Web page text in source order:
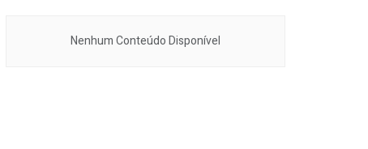
Nenhum Conteúdo Disponível